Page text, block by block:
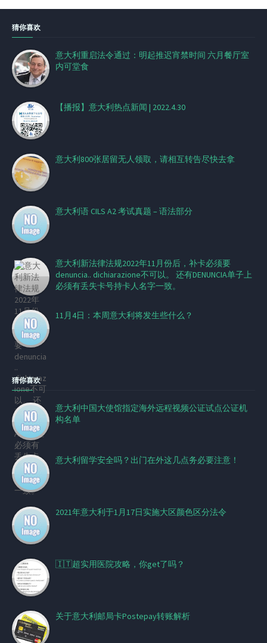
猜你喜欢
意大利重启法令通过：明起推迟宵禁时间 六月餐厅室
内可堂食
【播报】意大利热点新闻 | 2022.4.30
意大利800张居留无人领取，请相互转告尽快去拿
意大利语 CILS A2 考试真题 – 语法部分
意大利新法律法规2022年11月份后，补卡必须要
denuncia.. dichiarazione不可以。 ​还有DENUNCIA单子上
必须有丢失卡号持卡人名字一致。
11月4日：本周意大利将发生些什么？
猜你喜欢
意大利中国大使馆指定海外远程视频公证试点公证机
构名单
意大利留学安全吗？出门在外这几点务必要注意！
2021年意大利于1月17日实施大区颜色区分法令
🇮🇹超实用医院攻略，你get了吗？
关于意大利邮局卡Postepay转账解析